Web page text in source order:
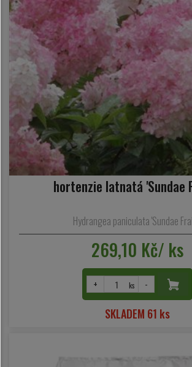
hortenzie latnatá 'Sundae
Hydrangea paniculata 'Sundae
269,10 Kč/ ks
+ ks -
SKLADEM 61 ks